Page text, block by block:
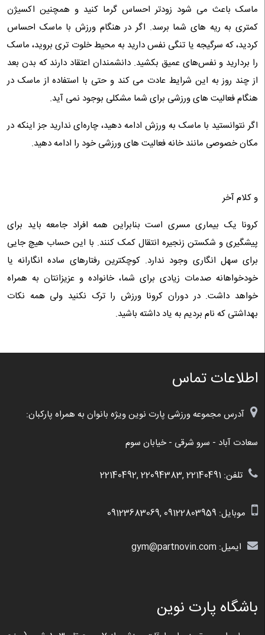
ماسک باعث می‌ شود زود‌تر احساس گرما کنید و همچنین اکسیژن
کمتری به ریه‌ های شما برسد. اگر در هنگام ورزش با ماسک احساس
کردید، که سرگیجه یا تنگی نفس دارید به محیط خلوت‌ تری بروید، ماسک
را بردارید و نفس‌های عمیق بکشید. دانشمندان اعتقاد دارند که بدن بعد
از چند روز به این شرایط عادت می‌ کند و حتی با استفاده از ماسک در
هنگام فعالیت‌ های ورزشی برای شما مشکلی بوجود نمی‌ آید.
اگر نتوانستید با ماسک به ورزش ادامه دهید، چاره‌ای ندارید جز اینکه در
مکان خصوصی مانند خانه فعالیت‌ های ورزشی خود را ادامه دهید.
و کلام آخر
کرونا یک بیماری مسری است بنابراین همه افراد جامعه باید برای
پیشگیری و شکستن زنجیره انتقال کمک کنند. با این حساب هیچ جایی
برای سهل انگاری وجود ندارد. کوچکترین رفتار‌های ساده انگارانه یا
خودخواهانه صدمات زیادی برای شما، خانواده و عزیزانتان به همراه
خواهد داشت. در دوران کرونا ورزش را ترک نکنید ولی همه نکات
بهداشتی که نام بردیم به یاد داشته باشید.
اطلاعات تماس
آدرس مجموعه ورزشی پارت نوین ویژه بانوان به همراه پارکبان:
سعادت آباد - سرو شرقی - خیابان سوم
تلفن: 22140491 ,22094383 ,22140492
موبایل: 09122803959
,
09123683069
ایمیل: gym@partnovin.com
باشگاه پارت نوین